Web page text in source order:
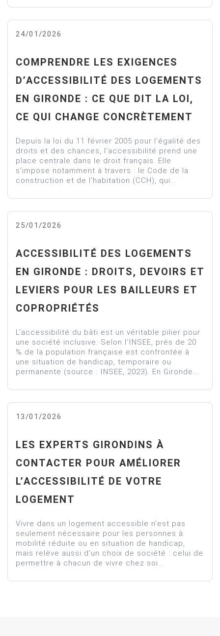
24/01/2026
COMPRENDRE LES EXIGENCES
D’ACCESSIBILITÉ DES LOGEMENTS
EN GIRONDE : CE QUE DIT LA LOI,
CE QUI CHANGE CONCRÈTEMENT
Depuis la loi du 11 février 2005 pour l’égalité des
droits et des chances, l’accessibilité prend une
place centrale dans le droit français. Elle
s’impose notamment à travers : le Code de la
construction et de l'habitation (CCH), qui...
25/01/2026
ACCESSIBILITÉ DES LOGEMENTS
EN GIRONDE : DROITS, DEVOIRS ET
LEVIERS POUR LES BAILLEURS ET
COPROPRIÉTÉS
L’accessibilité du bâti est un véritable pilier pour
une société inclusive. Selon l’INSEE, près de 20
% de la population française est confrontée à
une situation de handicap, temporaire ou
permanente (source : INSEE, 2023). En Gironde...
13/01/2026
LES EXPERTS GIRONDINS À
CONTACTER POUR AMÉLIORER
L’ACCESSIBILITÉ DE VOTRE
LOGEMENT
Vivre dans un logement accessible n’est pas
seulement nécessaire pour les personnes à
mobilité réduite ou en situation de handicap,
mais relève aussi d’un choix de société : celui de
permettre à chacun de vivre chez soi...